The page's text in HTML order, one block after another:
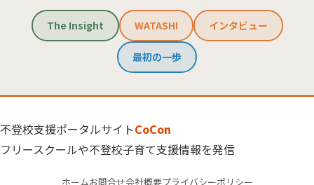
The Insight WATASHI インタビュー
最初の一歩
不登校支援ポータルサイトCoCon
フリースクールや不登校子育て支援情報を発信
ホームお問合せ会社概要プライバシーポリシー